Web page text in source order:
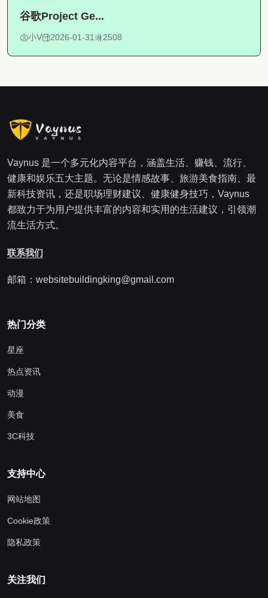
谷歌Project Ge...
小V 2026-01-31 2508
Vaynus 是一个多元化内容平台，涵盖生活、赚钱、流行、
健康和娱乐五大主题。无论是情感故事、旅游美食指南、最
新科技资讯，还是职场理财建议、健康健身技巧，Vaynus
都致力于为用户提供丰富的内容和实用的生活建议，引领潮
流生活方式。
联系我们
邮箱：websitebuildingking@gmail.com
热门分类
星座
热点资讯
动漫
美食
3C科技
支持中心
网站地图
Cookie政策
隐私政策
关注我们